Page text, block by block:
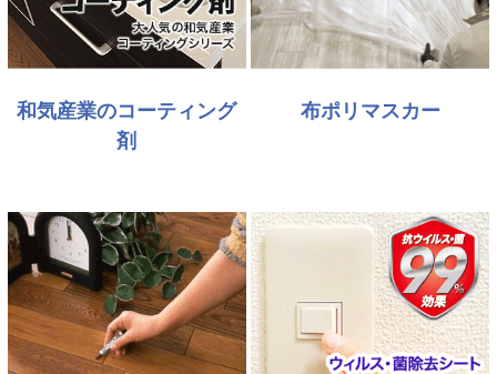
和気産業のコーティング
剤
布ポリマスカー